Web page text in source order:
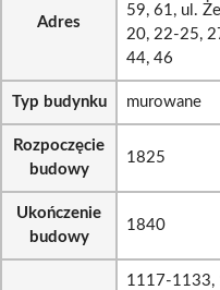
Adres
59, 61, ul.
20, 22-25,
44, 46
Typ budynku murowane
Rozpoczęcie
budowy
1825
Ukończenie
budowy
1840
1117-1133,